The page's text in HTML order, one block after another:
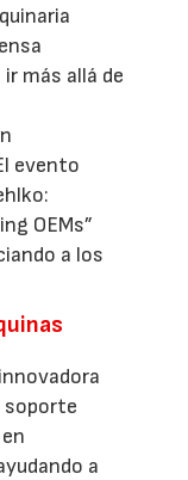
más allá de
evento
OEMs”
a los
soporte
a